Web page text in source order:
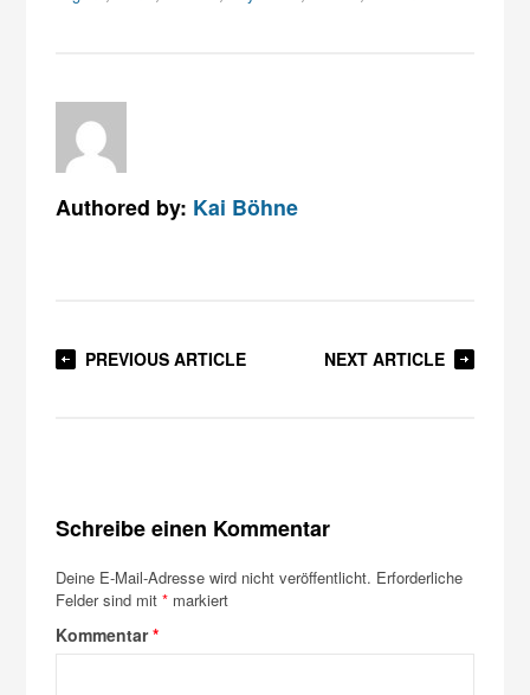
Authored by: Kai Böhne
PREVIOUS ARTICLE NEXT ARTICLE
Schreibe einen Kommentar
Deine E-Mail-Adresse wird nicht veröffentlicht. Erforderliche
Felder sind mit* markiert
Kommentar*